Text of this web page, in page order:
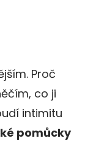
Proč
co ji
intimitu
pomůcky